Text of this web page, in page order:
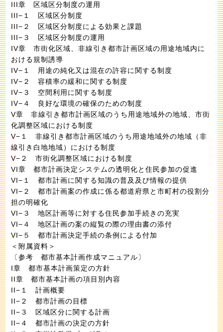
III章 区域区分制度の運用
III−１ 区域区分制度
III−２ 区域区分制度による効果と課題
III−３ 区域区分制度の運用
IV章 市街化区域、非線引き都市計画区域の用途地域内に
おける規制誘導
IV−１ 用途の純化又は混在の許容に関する制度
IV−２ 容積率の緩和に関する制度
IV−３ 空間利用に関する制度
IV−４ 良好な環境の確保のための制度
V章 非線引き都市計画区域のうち用途地域外の地域、市街
化調整区域における制度
V−１ 非線引き都市計画区域のうち用途地域外の地域（非
線引き白地地域）における制度
V−２ 市街化調整区域における制度
VI章 都市計画決定システムの透明化と住民参加の促進
VI−１ 都市計画に関する知識の普及及び情報の提供
VI−２ 都市計画案の作成に係る都道府県と市町村の役割分
担の明確化
VI−３ 地区計画等に対する住民参加手続きの充実
VI−４ 地区計画の案の縦覧の際の理由書の添付
VI−５ 都市計画決定手続の条例による付加
＜附属資料＞
〔参考 都市基本計画作成マニュアル〕
I章 都市基本計画策定の方針
II章 都市基本計画の項目別内容
II−１ 計画概要
II−２ 都市計画の目標
II−３ 区域区分に関する計画
II−４ 都市計画の決定の方針